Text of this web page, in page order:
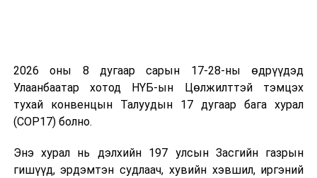
2026 оны 8 дугаар сарын 17-28-ны өдрүүдэд
Улаанбаатар хотод НҮБ-ын Цөлжилттэй тэмцэх
тухай конвенцын Талуудын 17 дугаар бага хурал
(COP17) болно.
Энэ хурал нь дэлхийн 197 улсын Засгийн газрын
гишүүд, эрдэмтэн судлаач, хувийн хэвшил, иргэний